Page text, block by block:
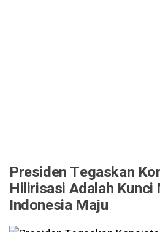
Presiden Tegaskan
Hilirisasi Adalah Kunci
Indonesia Maju